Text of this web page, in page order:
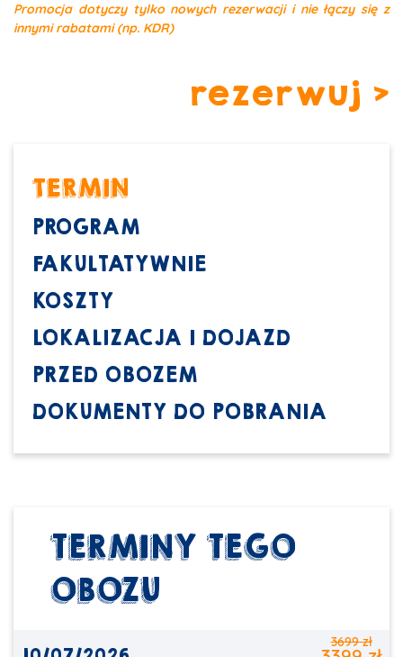
Promocja dotyczy tylko nowych rezerwacji i nie łączy się z
innymi rabatami (np. KDR)
rezerwuj >
TERMIN
PROGRAM
FAKULTATYWNIE
KOSZTY
LOKALIZACJA I DOJAZD
PRZED OBOZEM
DOKUMENTY DO POBRANIA
TERMINY TEGO
OBOZU
3699 zł